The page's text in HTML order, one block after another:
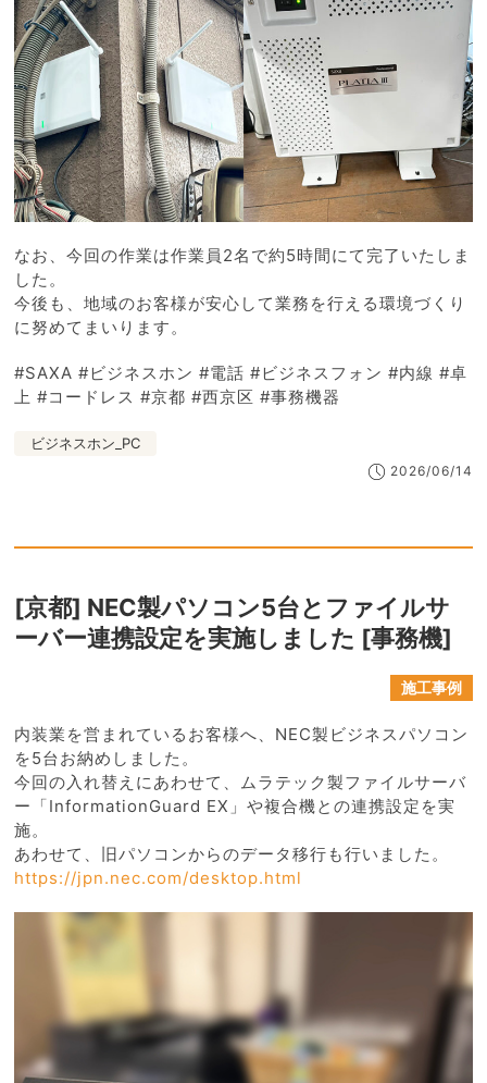
なお、今回の作業は作業員2名で約5時間にて完了いたしま
した。
今後も、地域のお客様が安心して業務を行える環境づくり
に努めてまいります。
#SAXA #ビジネスホン #電話 #ビジネスフォン #内線 #卓
上 #コードレス #京都 #西京区 #事務機器
ビジネスホン_PC
2026/06/14
[京都] NEC製パソコン5台とファイルサ
ーバー連携設定を実施しました [事務機]
施工事例
内装業を営まれているお客様へ、NEC製ビジネスパソコン
を5台お納めしました。
今回の入れ替えにあわせて、ムラテック製ファイルサーバ
ー「InformationGuard EX」や複合機との連携設定を実
施。
あわせて、旧パソコンからのデータ移行も行いました。
https://jpn.nec.com/desktop.html